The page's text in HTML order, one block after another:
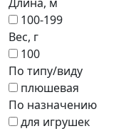
100-199
Вес, г
100
По типу/виду
плюшевая
По назначению
для игрушек